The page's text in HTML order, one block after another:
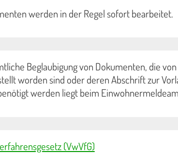
werden in der Regel sofort bearbeitet.
Beglaubigung von Dokumenten, die
worden sind oder deren Abschrift zur
werden liegt beim
(VwVfG)